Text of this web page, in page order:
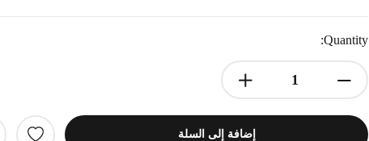
Quantity:
إضافة إلى السلة